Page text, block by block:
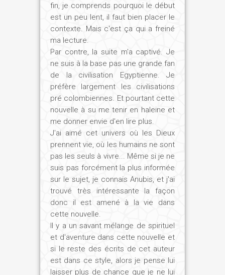
fin, je comprends pourquoi le début
est un peu lent, il faut bien placer le
contexte. Mais c'est ça qui a freiné
ma lecture.
Par contre, la suite m'a captivé. Je
ne suis à la base pas une grande fan
de la civilisation Egyptienne. Je
préfère largement les civilisations
pré colombiennes. Et pourtant cette
nouvelle à su me tenir en haleine et
me donner envie d'en lire plus.
J'ai aimé cet univers où les Dieux
prennent vie, où les humains ne sont
pas les seuls à vivre... Même si je ne
suis pas forcément la plus informée
sur le sujet, je connais Anubis, et j'ai
trouvé très intéressante la façon
donc il est amené à la vie dans
cette nouvelle.
Il y a un savant mélange de spirituel
et d'aventure dans cette nouvelle et
si le reste des écrits de cet auteur
est dans ce style, alors je pense lui
laisser plus de chance que je ne lui